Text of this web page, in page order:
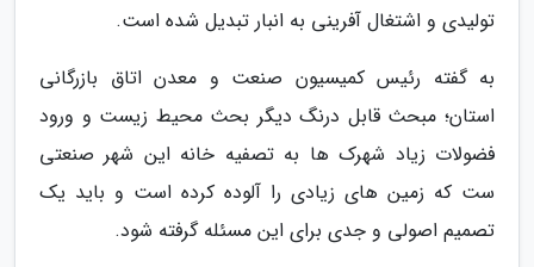
تولیدی و اشتغال آفرینی به انبار تبدیل شده است.
به گفته رئیس کمیسیون صنعت و معدن اتاق بازرگانی
استان؛ مبحث قابل درنگ دیگر بحث محیط زیست و ورود
فضولات زیاد شهرک ها به تصفیه خانه این شهر صنعتی
ست که زمین های زیادی را آلوده کرده است و باید یک
تصمیم اصولی و جدی برای این مسئله گرفته شود.